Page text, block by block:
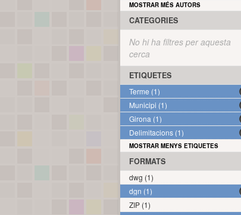
MOSTRAR MÉS AUTORS
CATEGORIES
No hi ha filtres per aquesta
cerca
ETIQUETES
Terme (1)
Municipi (1)
Girona (1)
Delimitacions (1)
MOSTRAR MENYS ETIQUETES
FORMATS
dwg (1)
dgn (1)
ZIP (1)